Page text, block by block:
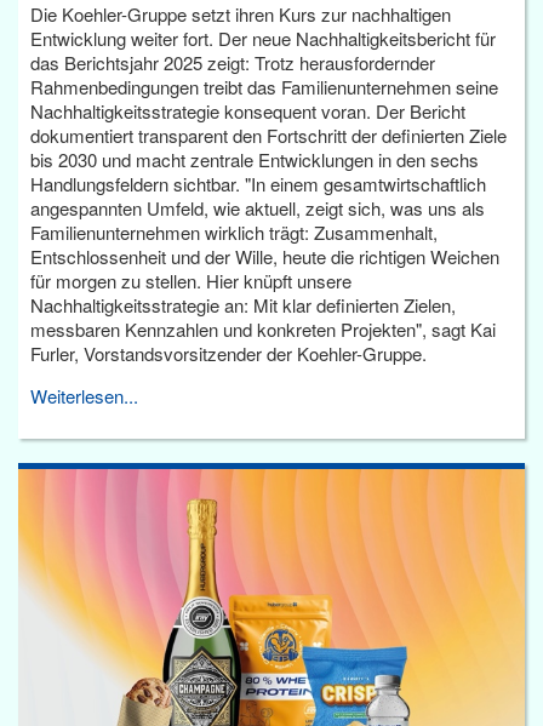
Die Koehler-Gruppe setzt ihren Kurs zur nachhaltigen
Entwicklung weiter fort. Der neue Nachhaltigkeitsbericht für
das Berichtsjahr 2025 zeigt: Trotz herausfordernder
Rahmenbedingungen treibt das Familienunternehmen seine
Nachhaltigkeitsstrategie konsequent voran. Der Bericht
dokumentiert transparent den Fortschritt der definierten Ziele
bis 2030 und macht zentrale Entwicklungen in den sechs
Handlungsfeldern sichtbar. "In einem gesamtwirtschaftlich
angespannten Umfeld, wie aktuell, zeigt sich, was uns als
Familienunternehmen wirklich trägt: Zusammenhalt,
Entschlossenheit und der Wille, heute die richtigen Weichen
für morgen zu stellen. Hier knüpft unsere
Nachhaltigkeitsstrategie an: Mit klar definierten Zielen,
messbaren Kennzahlen und konkreten Projekten", sagt Kai
Furler, Vorstandsvorsitzender der Koehler-Gruppe.
Weiterlesen...